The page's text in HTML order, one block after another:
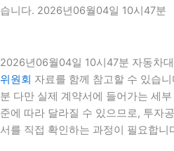
습니다. 2026년06월04일 10시47분
2026년06월04일 10시47분 자동차
위원회 자료를 함께 참고할 수 있습
분 다만 실제 계약서에 들어가는 세
준에 따라 달라질 수 있으므로, 투자
서를 직접 확인하는 과정이 필요합